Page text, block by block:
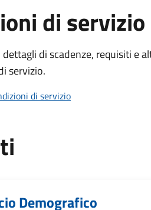
di servizio
dettagli di scadenze, requisiti e
servizio.
di servizio
Demografico